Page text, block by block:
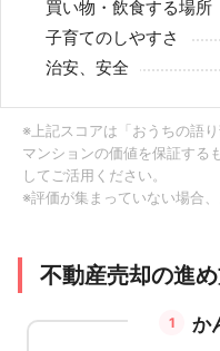
買い物・飲食する場所
子育てのしやすさ
治安、安全
※上記スコアは「おうちの語
マンションの価値を保証する
してご活用ください。
※評価が集まっていない場合
不動産売却の進
1
か